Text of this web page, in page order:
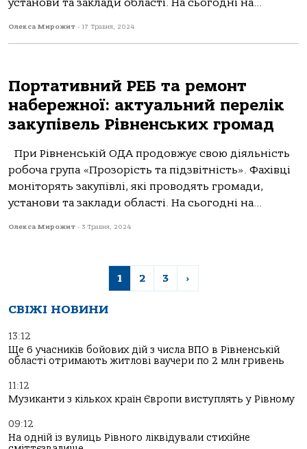
установи та заклади області. На сьогодні на...
Олекса Мирожит - 17 Травня, 2024
Портативний РЕБ та ремонт
набережної: актуальний перелік
закупівель Рівненських громад
При Рівненській ОДА продовжує свою діяльність
робоча група «Прозорість та підзвітність». Фахівці
моніторять закупівлі, які проводять громади,
установи та заклади області. На сьогодні на...
Олекса Мирожит - 3 Травня, 2024
1 2 3 ›
СВІЖІ НОВИНИ
13:12
Ще 6 учасників бойових дій з числа ВПО в Рівненській
області отримають житлові ваучери по 2 млн гривень
11:12
Музиканти з кількох країн Європи виступлять у Рівному
09:12
На одній із вулиць Рівного ліквідували стихійне